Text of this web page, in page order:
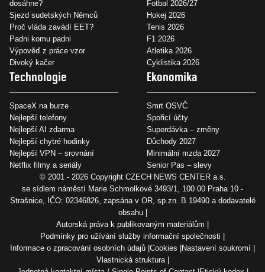
dosáhne?
Sjezd sudetských Němců
Proč vláda zavádí EET?
Padni komu padni
Výpověď z práce vzor
Divoký kačer
Fotbal 2026/27
Hokej 2026
Tenis 2026
F1 2026
Atletika 2026
Cyklistika 2026
Technologie
SpaceX na burze
Nejlepší telefony
Nejlepší AI zdarma
Nejlepší chytré hodinky
Nejlepší VPN – srovnání
Netflix filmy a seriály
Ekonomika
Smrt OSVČ
Spořicí účty
Superdávka – změny
Důchody 2027
Minimální mzda 2027
Senior Pas – slevy
© 2001 - 2026 Copyright CZECH NEWS CENTER a.s.
se sídlem náměstí Marie Schmolkové 3493/1, 100 00 Praha 10 -
Strašnice, IČO: 02346826, zapsána v OR, sp.zn. B 19490 a dodavatelé
obsahu
Autorská práva k publikovaným materiálům
Podmínky pro užívání služby informační společnosti
Informace o zpracování osobních údajů Cookies
Nastavení soukromí
Vlastnická struktura